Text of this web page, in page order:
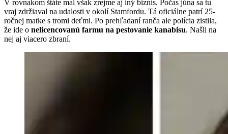
V rovnakom štáte mal však zrejme aj iný biznis. Počas júna sa tu
vraj zdržiaval na udalosti v okolí Stamfordu. Tá oficiálne patrí 25-
ročnej matke s tromi deťmi. Po prehľadaní ranča ale polícia zistila,
že ide o nelicencovanú farmu na pestovanie kanabisu. Našli na
nej aj viacero zbraní.